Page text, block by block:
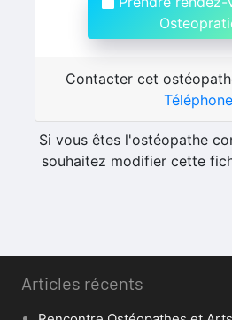
Contacter cet
Téléphone
Si vous êtes l'ostéopathe
souhaitez modifier cette
Articles récents